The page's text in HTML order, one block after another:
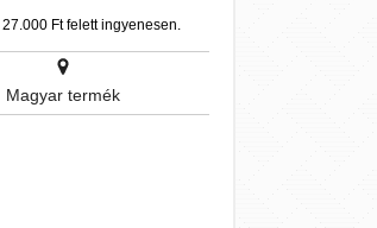
27.000 Ft felett ingyenesen.
Magyar termék